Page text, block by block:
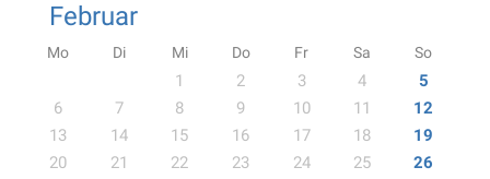
Februar
Mo Di Mi Do Fr Sa So
1 2 3 4
5
6
7 8 9 10 11
12
13
14 15 16 17 18
19
20
21 22 23 24 25
26